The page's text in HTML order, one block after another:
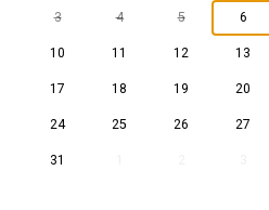
3 4 5 6
10 11 12 13
17 18 19 20
24 25 26 27
31